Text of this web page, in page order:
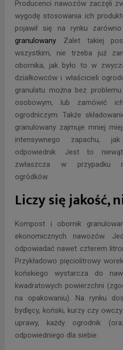
Producenci nawozów zaczęli
wygodę stosowania ich
pojawił się na rynku
granulowany. Zalet takiej
wszystkim, nie trzeba już
obornika, jak było to w
działkowców i właścicieli
granulatu można bez
osobowym, lub zamówić
ogrodniczym. Także
granulowany zajmuje mniej
intensywnego zapachu,
odpowiednik. Jest to
zwłaszcza w przypadku
ogródków.
Liczy się jakość,
Kompost i obornik
ekonomicznych nawozów.
odpowiadać nawet czterem
Przykładowo pięciolitrowy
końskiego wystarcza do
kwadratowych powierzchni
na opakowaniu). Na rynku
bydlęcy, koński, kurzy czy
uprawy, każdy ogrodnik
odpowiedniego dla siebie.